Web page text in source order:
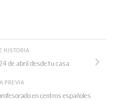
HISTORIA
de abril desde tu casa
PREVIA
en centros españoles